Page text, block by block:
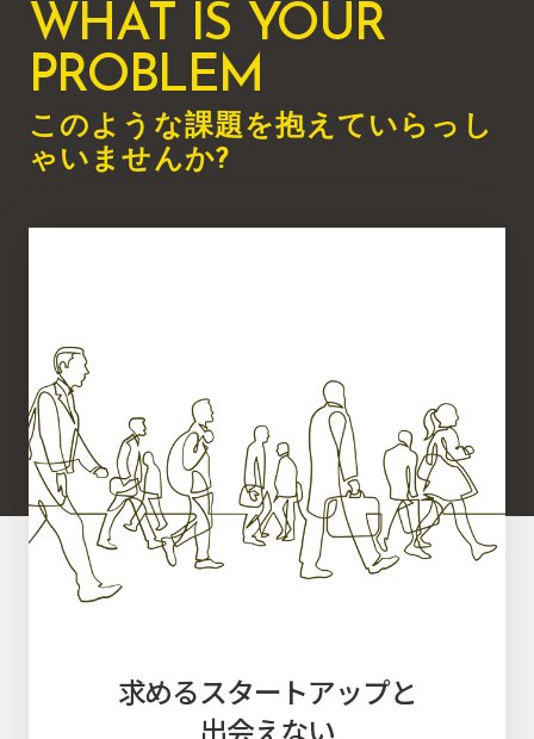
WHAT IS YOUR
PROBLEM
このような課題を抱えていらっし
ゃいませんか?
求めるスタートアップと
出会えない